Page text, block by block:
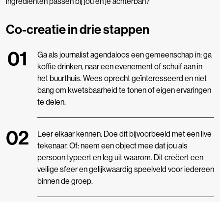
Co-creatie in drie stappen
Ga als journalist agendaloos een gemeenschap in: ga
koffie drinken, naar een evenement of schuif aan in
het buurthuis. Wees oprecht geïnteresseerd en niet
bang om kwetsbaarheid te tonen of eigen ervaringen
te delen.
Leer elkaar kennen. Doe dit bijvoorbeeld met een live
tekenaar. Of: neem een object mee dat jou als
persoon typeert en leg uit waarom. Dit creëert een
veilige sfeer en gelijkwaardig speelveld voor iedereen
binnen de groep.